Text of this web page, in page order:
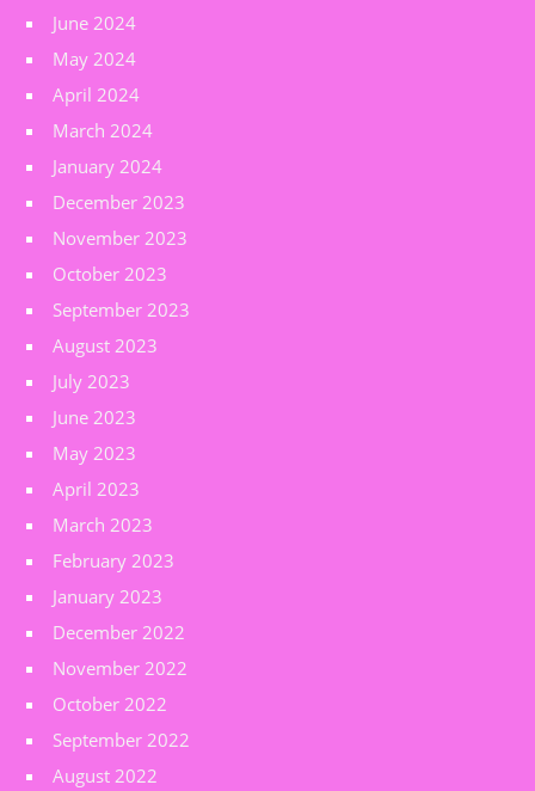
June 2024
May 2024
April 2024
March 2024
January 2024
December 2023
November 2023
October 2023
September 2023
August 2023
July 2023
June 2023
May 2023
April 2023
March 2023
February 2023
January 2023
December 2022
November 2022
October 2022
September 2022
August 2022